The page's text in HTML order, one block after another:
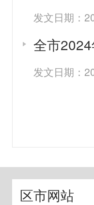
发文日期：
全市
发文日期：
区市网站